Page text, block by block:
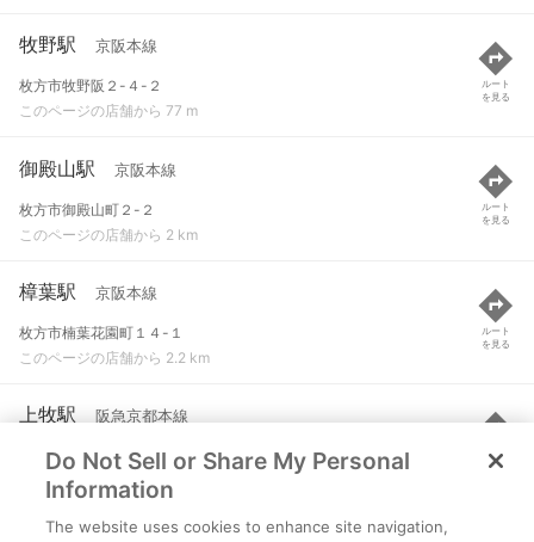
牧野駅 京阪本線
枚方市牧野阪２-４-２
このページの店舗から 77 m
ルート
を見る
御殿山駅 京阪本線
枚方市御殿山町２-２
このページの店舗から 2 km
ルート
を見る
樟葉駅 京阪本線
枚方市楠葉花園町１４-１
このページの店舗から 2.2 km
ルート
を見る
上牧駅 阪急京都本線
高槻市神内２-１-５
このページの店舗から 3.1 km
ルート
を見る
Do Not Sell or Share My Personal
Information
The website uses cookies to enhance site navigation,